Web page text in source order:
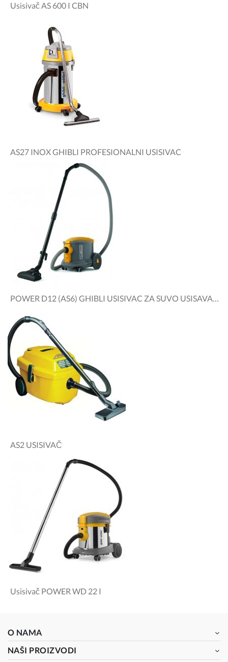
Usisivač AS 600 I CBN
AS27 INOX GHIBLI PROFESIONALNI USISIVAC
POWER D12 (AS6) GHIBLI USISIVAC ZA SUVO USISAVANJE
AS2 USISIVAČ
Usisivač POWER WD 22 I
O NAMA
NAŠI PROIZVODI